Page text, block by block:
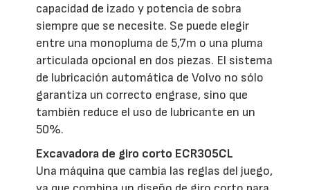
capacidad de izado y potencia de sobra
siempre que se necesite. Se puede elegir
entre una monopluma de 5,7m o una pluma
articulada opcional en dos piezas. El sistema
de lubricación automática de Volvo no sólo
garantiza un correcto engrase, sino que
también reduce el uso de lubricante en un
50%.
Excavadora de giro corto ECR305CL
Una máquina que cambia las reglas del juego,